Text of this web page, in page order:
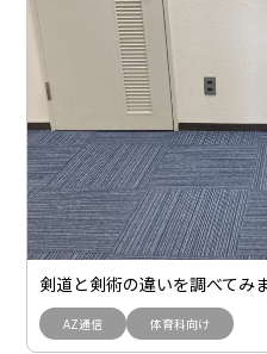
剣道と剣術の違いを調べてみ
AZ通信 体育科向け